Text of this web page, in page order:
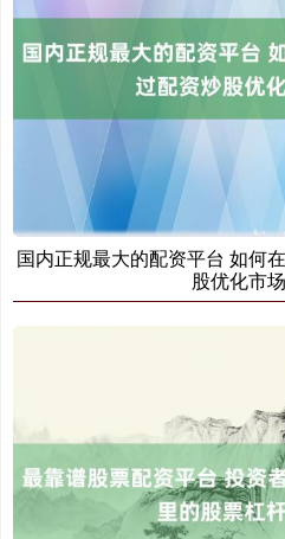
国内正规最大的配资平台 如何
股优化市